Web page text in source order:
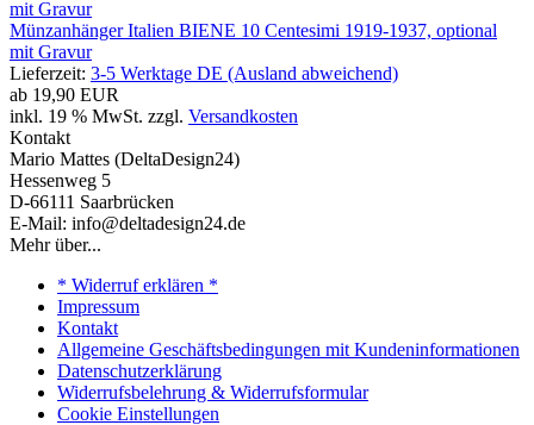
Münzanhänger Italien BIENE 10 Centesimi 1919-1937, optional
mit Gravur
Lieferzeit: 3-5 Werktage DE (Ausland abweichend)
ab 19,90 EUR
inkl. 19 % MwSt. zzgl. Versandkosten
Kontakt
Mario Mattes (DeltaDesign24)
Hessenweg 5
D-66111 Saarbrücken
E-Mail: info@deltadesign24.de
Mehr über...
* Widerruf erklären *
Impressum
Kontakt
Allgemeine Geschäftsbedingungen mit Kundeninformationen
Datenschutzerklärung
Widerrufsbelehrung & Widerrufsformular
Cookie Einstellungen